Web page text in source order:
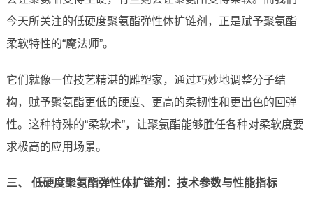
今天所关注的低硬度聚氨酯弹性体扩链剂，正是赋予聚氨酯
柔软特性的“魔法师”。
它们就像一位技艺精湛的雕塑家，通过巧妙地调整分子结
构，赋予聚氨酯更低的硬度、更高的柔韧性和更出色的回弹
性。这种特殊的“柔软术”，让聚氨酯能够胜任各种对柔软度要
求极高的应用场景。
三、 低硬度聚氨酯弹性体扩链剂：技术参数与性能指标